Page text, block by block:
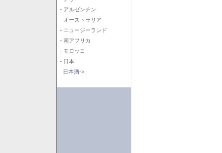
- アルゼンチン
- オーストラリア
- ニュージーランド
- 南アフリカ
- モロッコ
- 日本
日本酒->